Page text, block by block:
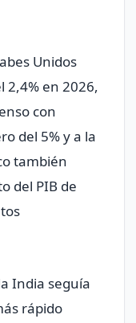
Unidos
2,4% en 2026,
con
del 5% y a la
también
del PIB de
India seguía
rápido